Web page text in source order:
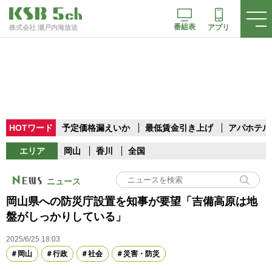
株式会社 瀬戸内海放送 番組表 アプリ
HOTワード 予定価格漏えいか 最低賃金引き上げ アパホテル
エリア 岡山 香川 全国
ニュース
岡山県への防災庁設置を知事が要望「吉備高原は地
盤がしっかりしている」
2025/6/25 18:03
岡山
行政 社会 災害・防災